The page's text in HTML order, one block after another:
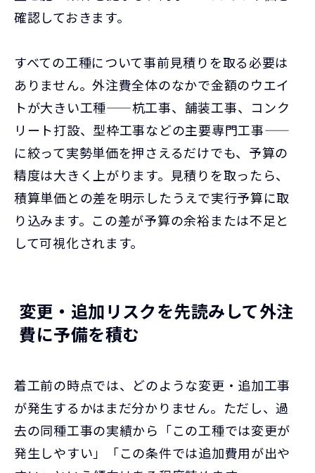
確認しておきます。
すべての工種について事前見積りを取る必要は
ありません。外注費全体のなかで金額のウエイ
トが大きい工種——杭工事、舗装工事、コンク
リート打設、型枠工事などの主要専門工事——
に絞って実勢単価を押さえるだけでも、予算の
精度は大きく上がります。見積りを取ったら、
積算単価との差を明示したうえで実行予算に取
り込みます。この差が予算の余裕または不足と
して可視化されます。
変更・追加リスクを先読みして外注
費に予備を積む
着工前の時点では、どのような変更・追加工事
が発生するかはまだ分かりません。ただし、過
去の同種工事の実績から「この工種では変更が
発生しやすい」「この条件では追加費用が出や